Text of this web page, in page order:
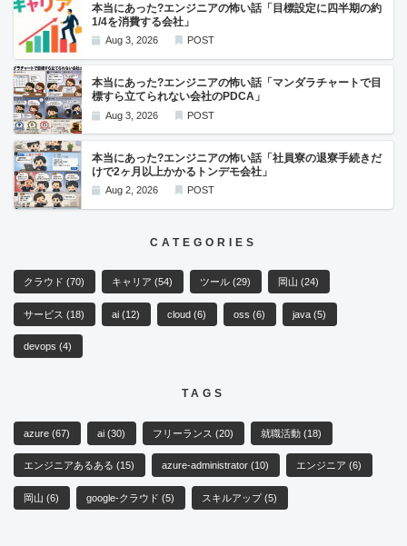
本当にあった?エンジニアの怖い話「目標設定に四半期の約
1/4を消費する会社」
Aug 3, 2026 POST
本当にあった?エンジニアの怖い話「マンダラチャートで目
標すら立てられない会社のPDCA」
Aug 3, 2026 POST
本当にあった?エンジニアの怖い話「社員寮の退寮手続きだ
けで2ヶ月以上かかるトンデモ会社」
Aug 2, 2026 POST
CATEGORIES
クラウド(70) キャリア(54) ツール(29) 岡山(24)
サービス(18) ai(12) cloud(6) oss(6) java(5)
devops(4)
TAGS
azure(67) ai(30) フリーランス(20) 就職活動(18)
エンジニアあるある(15) azure-administrator(10) エンジニア(6)
岡山(6) google-クラウド(5) スキルアップ(5)